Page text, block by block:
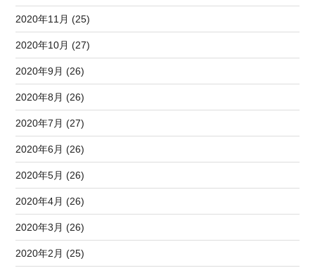
2020年11月 (25)
2020年10月 (27)
2020年9月 (26)
2020年8月 (26)
2020年7月 (27)
2020年6月 (26)
2020年5月 (26)
2020年4月 (26)
2020年3月 (26)
2020年2月 (25)